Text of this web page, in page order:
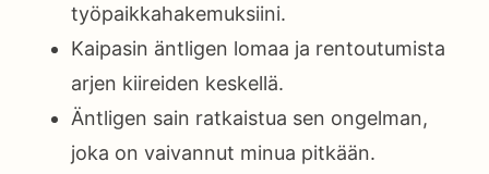
työpaikkahakemuksiini.
Kaipasin äntligen lomaa ja rentoutumista
arjen kiireiden keskellä.
Äntligen sain ratkaistua sen ongelman,
joka on vaivannut minua pitkään.